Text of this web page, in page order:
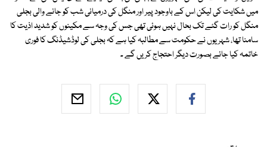
میں شکایت کی لیکن اس کے باوجود پیر اور منگل کی درمیانی شب کو جانے والی بجلی
منگل کو رات گئے تک بحال نہیں ہوئی تھی جس کی وجہ سے مکینوں کو شدید اذیت کا
سامنا تھا، شہریوں نے حکومت سے مطالبہ کیا ہے کہ بجلی کی لوڈشیڈنگ کا فوری
خاتمہ کیا جائے بصورت دیگر احتجاج کریں گے ۔